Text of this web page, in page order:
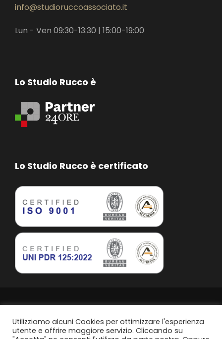
info@studioruccoassociato.it
Lun - Ven 09:30-13:30 | 15:00-19:00
Lo Studio Rucco è
Lo Studio Rucco è certificato
Privacy Policy
Utilizziamo alcuni Cookies per ottimizzare l'esperienza
utente e offrire maggiore servizio. Cliccando su